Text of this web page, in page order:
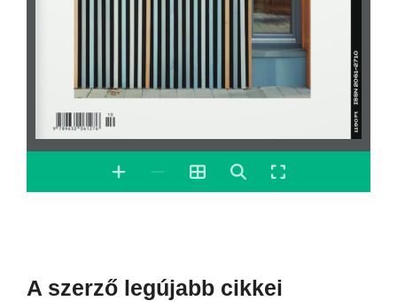
A szerző legújabb cikkei